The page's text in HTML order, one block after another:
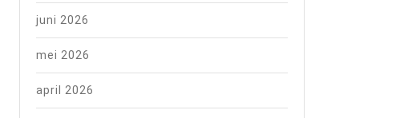
juni 2026
mei 2026
april 2026